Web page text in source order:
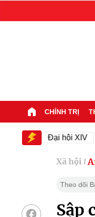
CHÍNH TRỊ
Đại hội XIV
Xã hội /
Theo dõi
Sập